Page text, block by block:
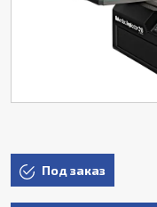
Под заказ